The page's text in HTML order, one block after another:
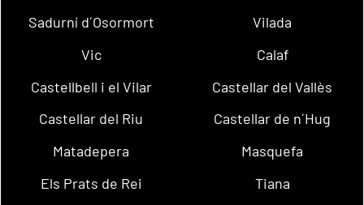
Sadurní d´Osormort
Vilada
Vic
Calaf
Castellbell i el Vilar
Castellar del Vallès
Castellar del Riu
Castellar de n´Hug
Matadepera
Masquefa
Els Prats de Rei
Tiana